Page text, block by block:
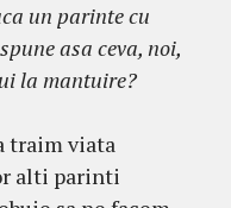
un parinte cu
asa ceva, noi,
la mantuire?
traim viata
alti parinti